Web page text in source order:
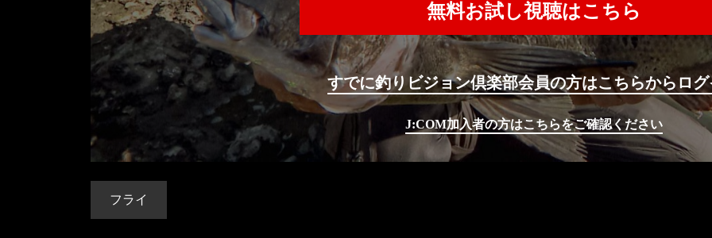
無料お試し視聴はこちら
すでに釣りビジョン倶楽部会員の方はこちらからロ
J:COM加入者の方はこちらをご確認ください
フライ